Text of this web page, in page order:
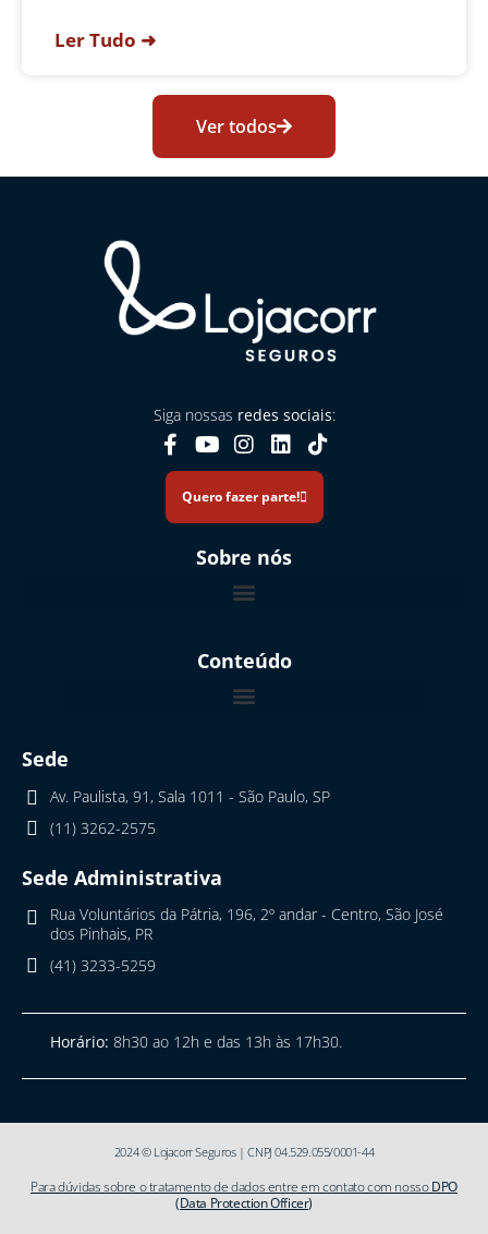
Ler Tudo ➜
Ver todos
Siga nossas redes sociais:
Quero fazer parte!
Sobre nós
Conteúdo
Sede
Av. Paulista, 91, Sala 1011 - São Paulo, SP
(11) 3262-2575
Sede Administrativa
Rua Voluntários da Pátria, 196, 2º andar - Centro, São José
dos Pinhais, PR
(41) 3233-5259
Horário: 8h30 ao 12h e das 13h às 17h30.
2024 © Lojacorr Seguros | CNPJ 04.529.055/0001-44
Para dúvidas sobre o tratamento de dados entre em contato com nossoDPO
(Data Protection Officer)